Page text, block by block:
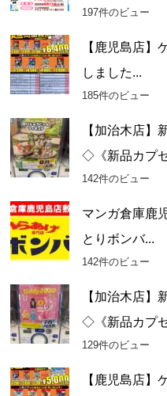
197件のビュー
【鹿児島店】
しました...
185件のビュー
【加治木店】
◇《新品カプ
142件のビュー
マンガ倉庫鹿
とりボンバ...
142件のビュー
【加治木店】
◇《新品カプ
129件のビュー
【鹿児島店】